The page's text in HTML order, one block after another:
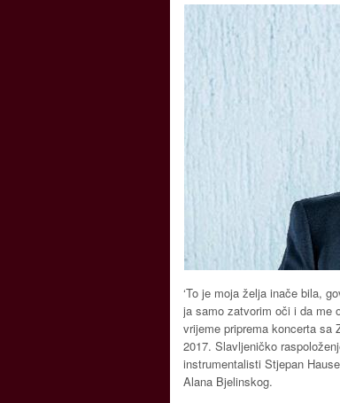
‘To je moja želja inače bila,
ja samo zatvorim oči i da me
vrijeme priprema koncerta sa
2017. Slavljeničko
instrumentalisti Stjepan
Alana Bjelinskog.